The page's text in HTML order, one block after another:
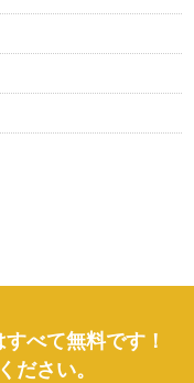
べて無料です！
ださい。